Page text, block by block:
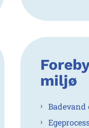
miljø
Badevand